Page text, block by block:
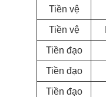
Tiền vệ
Tiền vệ
Tiền đạo
Tiền đạo
Tiền đạo